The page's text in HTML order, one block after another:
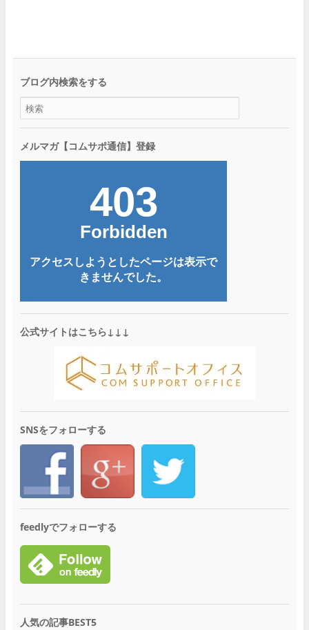
ブログ内検索をする
メルマガ【コムサポ通信】登録
公式サイトはこちら↓↓↓
SNSをフォローする
feedlyでフォローする
人気の記事BEST5